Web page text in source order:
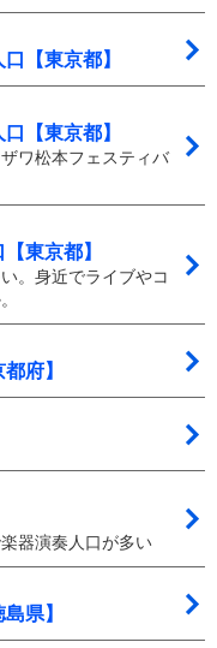
【東京都】
【東京都】
ワ松本フェスティバ
東京都】
。身近でライブやコ
府】
器演奏人口が多い
県】